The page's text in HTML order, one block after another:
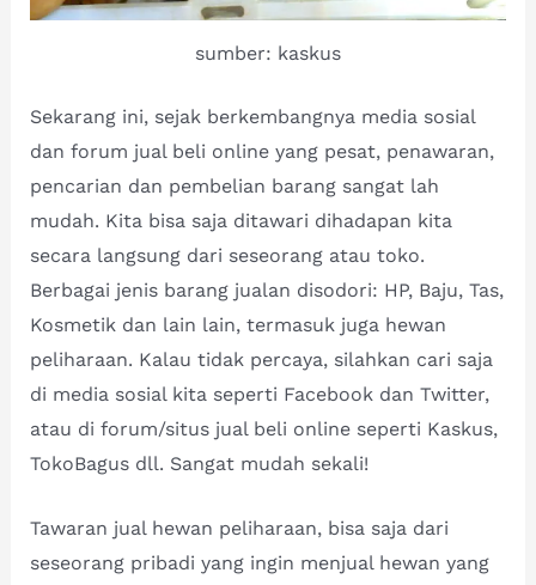
sumber: kaskus
Sekarang ini, sejak berkembangnya media sosial
dan forum jual beli online yang pesat, penawaran,
pencarian dan pembelian barang sangat lah
mudah. Kita bisa saja ditawari dihadapan kita
secara langsung dari seseorang atau toko.
Berbagai jenis barang jualan disodori: HP, Baju, Tas,
Kosmetik dan lain lain, termasuk juga hewan
peliharaan. Kalau tidak percaya, silahkan cari saja
di media sosial kita seperti Facebook dan Twitter,
atau di forum/situs jual beli online seperti Kaskus,
TokoBagus dll. Sangat mudah sekali!
Tawaran jual hewan peliharaan, bisa saja dari
seseorang pribadi yang ingin menjual hewan yang